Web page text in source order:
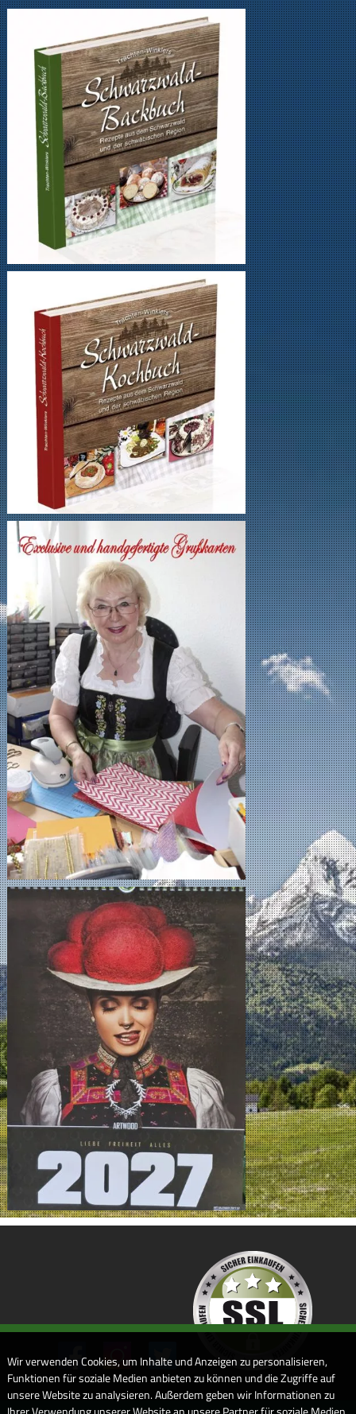
Wir verwenden Cookies, um Inhalte und Anzeigen zu personalisieren,
Funktionen für soziale Medien anbieten zu können und die Zugriffe auf
unsere Website zu analysieren. Außerdem geben wir Informationen zu